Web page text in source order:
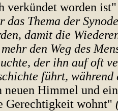
verkündet worden ist"
das Thema der
damit die
den Weg des
der ihn auf oft
führt, während
neuen Himmel und
Gerechtigkeit wohnt"